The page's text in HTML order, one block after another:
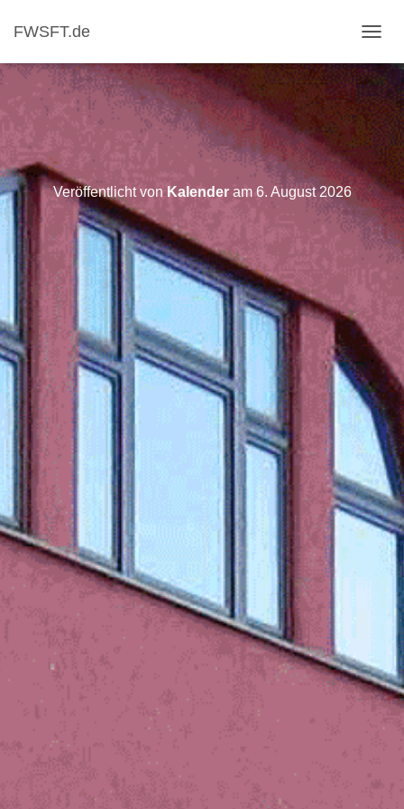
FWSFT.de
Veröffentlicht von Kalenderam 6. August 2026